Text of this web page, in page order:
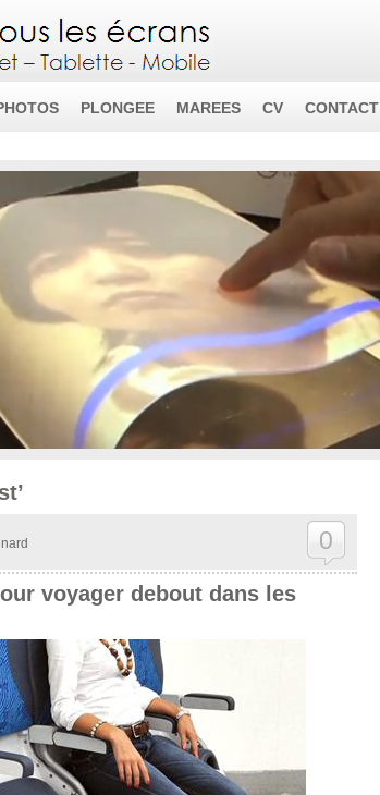
PLONGEE MAREES CV CONTACT
0
voyager debout dans les